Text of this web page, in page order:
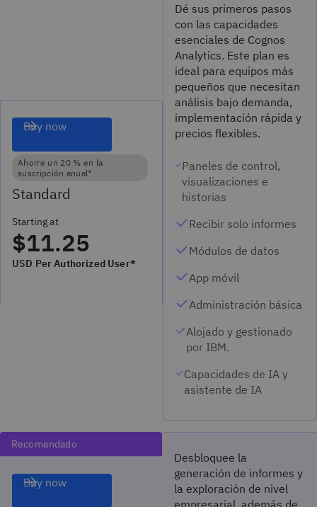
Ahorre un 20 % en la
suscripción anual*
Standard
Starting at
$11.25
USD Per Authorized User*
Buy now
Dé sus primeros pasos
con las capacidades
esenciales de Cognos
Analytics. Este plan es
ideal para equipos más
pequeños que necesitan
análisis bajo demanda,
implementación rápida y
precios flexibles.
Paneles de control,
visualizaciones e
historias
Recibir solo informes
Módulos de datos
App móvil
Administración básica
Alojado y gestionado
por IBM.
Capacidades de IA y
asistente de IA
Recomendado
Buy now
Desbloquee la
generación de informes y
la exploración de nivel
empresarial, además de